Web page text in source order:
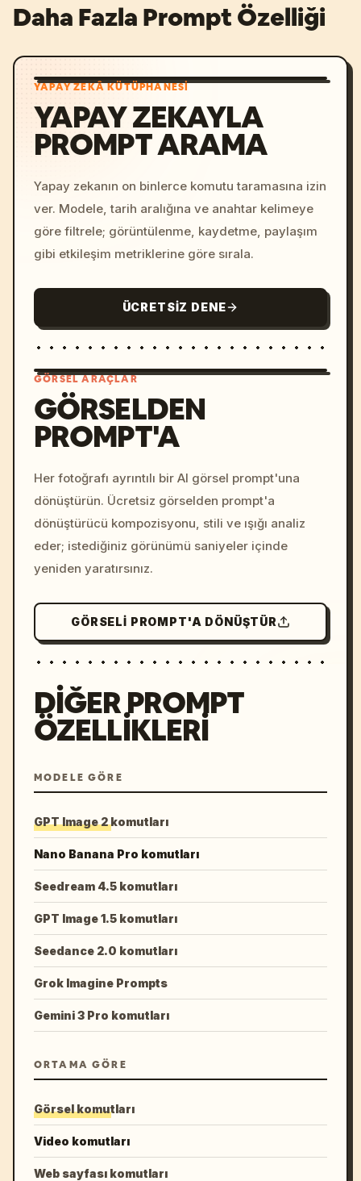
Daha Fazla Prompt Özelliği
YAPAY ZEKÂ KÜTÜPHANESI
YAPAY ZEKAYLA
PROMPT ARAMA
Yapay zekanın on binlerce komutu taramasına izin
ver. Modele, tarih aralığına ve anahtar kelimeye
göre filtrele; görüntülenme, kaydetme, paylaşım
gibi etkileşim metriklerine göre sırala.
ÜCRETSIZ DENE
colors, 8k --v 6.0
GÖRSEL ARAÇLAR
GÖRSELDEN
PROMPT'A
Her fotoğrafı ayrıntılı bir AI görsel prompt'una
dönüştürün. Ücretsiz görselden prompt'a
dönüştürücü kompozisyonu, stili ve ışığı analiz
eder; istediğiniz görünümü saniyeler içinde
yeniden yaratırsınız.
GÖRSELI PROMPT'A DÖNÜŞTÜR
DIĞER PROMPT
ÖZELLIKLERI
MODELE GÖRE
GPT Image 2 komutları
Nano Banana Pro komutları
Seedream 4.5 komutları
GPT Image 1.5 komutları
Seedance 2.0 komutları
Grok Imagine Prompts
Gemini 3 Pro komutları
ORTAMA GÖRE
Görsel komutları
Video komutları
Web sayfası komutları